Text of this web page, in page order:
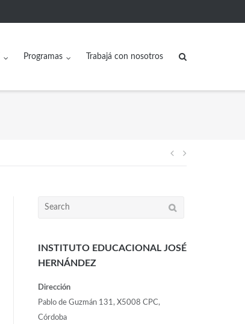
Programas Trabajá con nosotros
INSTITUTO EDUCACIONAL JOSÉ
HERNÁNDEZ
Dirección
Pablo de Guzmán 131, X5008 CPC,
Córdoba